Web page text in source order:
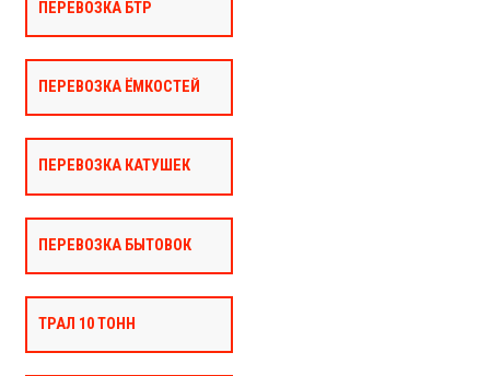
ПЕРЕВОЗКА БТР
ПЕРЕВОЗКА ЁМКОСТЕЙ
ПЕРЕВОЗКА КАТУШЕК
ПЕРЕВОЗКА БЫТОВОК
ТРАЛ 10 ТОНН